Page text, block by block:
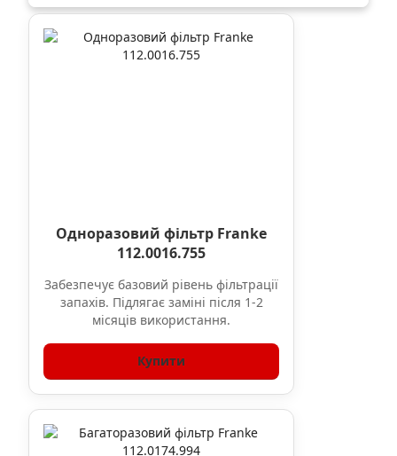
Одноразовий фільтр Franke
112.0016.755
Забезпечує базовий рівень фільтрації
запахів. Підлягає заміні після 1-2
місяців використання.
Купити